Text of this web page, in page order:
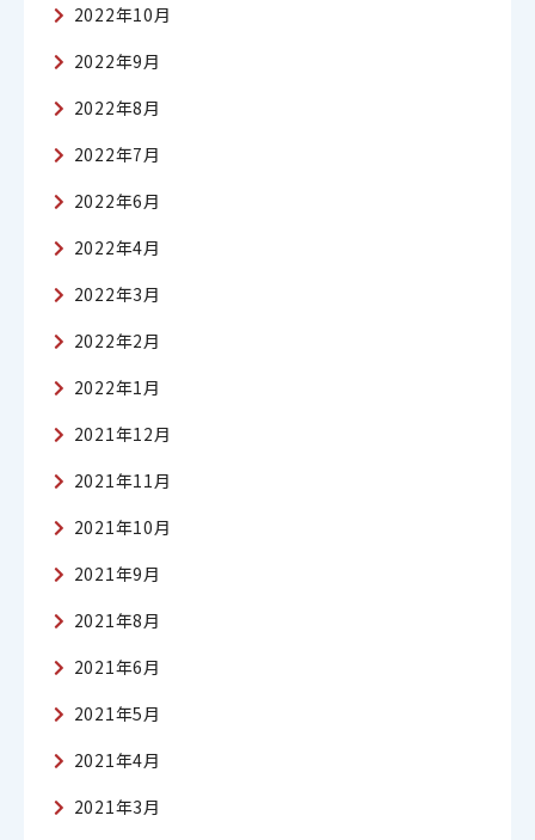
2022年10月
2022年9月
2022年8月
2022年7月
2022年6月
2022年4月
2022年3月
2022年2月
2022年1月
2021年12月
2021年11月
2021年10月
2021年9月
2021年8月
2021年6月
2021年5月
2021年4月
2021年3月